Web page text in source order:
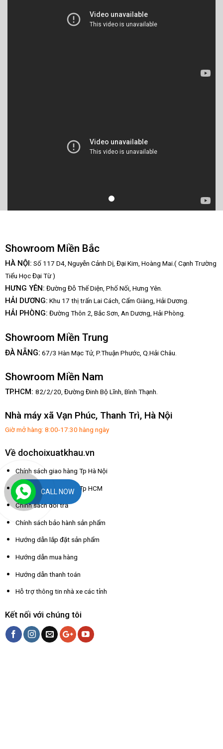
Showroom Miền Bắc
HÀ NỘI: Số 117 D4, Nguyễn Cảnh Dị, Đại Kim, Hoàng Mai.( Cạnh Trường
Tiểu Học Đại Từ )
HƯNG YÊN: Đường Đỗ Thế Diện, Phố Nối, Hưng Yên.
HẢI DƯƠNG: Khu 17 thị trấn Lai Cách, Cẩm Giàng, Hải Dương.
HẢI PHÒNG: Đường Thôn 2, Bắc Sơn, An Dương, Hải Phòng.
Showroom Miền Trung
ĐÀ NẴNG: 67/3 Hàn Mạc Tử, P.Thuận Phước, Q.Hải Châu.
Showroom Miền Nam
TP.HCM: 82/2/20, Đường Đinh Bộ Lĩnh, Bình Thạnh.
Nhà máy xã Vạn Phúc, Thanh Trì, Hà Nội
Giờ mở hàng: 8:00-17:30 hàng ngày
Về dochoixuatkhau.vn
Chính sách giao hàng Tp Hà Nội
Chính sách giao hàng Tp HCM
Chính sách đổi trả
Chính sách bảo hành sản phẩm
Hướng dẫn lắp đặt sản phẩm
Hướng dẫn mua hàng
Hướng dẫn thanh toán
Hỗ trợ thông tin nhà xe các tỉnh
Kết nối với chúng tôi
CALL NOW